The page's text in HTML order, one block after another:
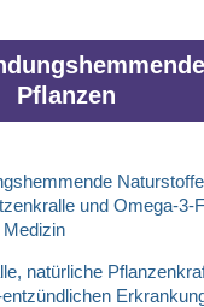
Pflanzen
und Omega-3-
natürliche